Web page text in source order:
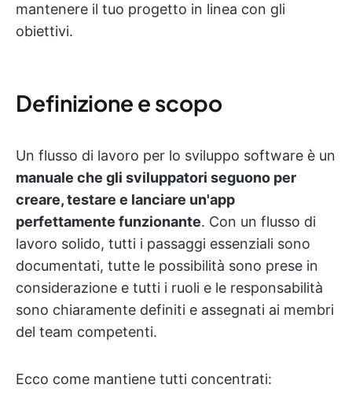
mantenere il tuo progetto in linea con gli
obiettivi.
Definizione e scopo
Un flusso di lavoro per lo sviluppo software è un
manuale che gli sviluppatori seguono per
creare, testare e lanciare un'app
perfettamente funzionante. Con un flusso di
lavoro solido, tutti i passaggi essenziali sono
documentati, tutte le possibilità sono prese in
considerazione e tutti i ruoli e le responsabilità
sono chiaramente definiti e assegnati ai membri
del team competenti.
Ecco come mantiene tutti concentrati: